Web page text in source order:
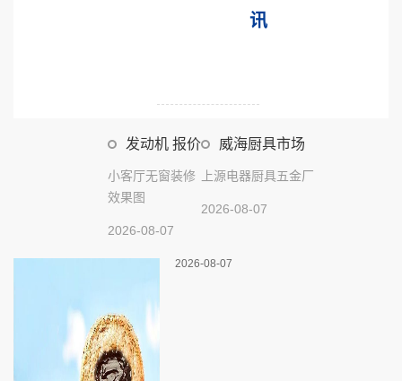
讯
发动机 报价
小客厅无窗装修
效果图
2026-08-07
威海厨具市场
上源电器厨具五金厂
2026-08-07
2026-08-07